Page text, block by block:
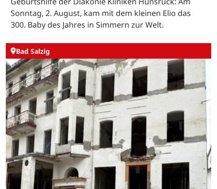
Sonntag, 2. August, kam mit dem kleinen Elio das
300. Baby des Jahres in Simmern zur Welt.
Bad Salzig